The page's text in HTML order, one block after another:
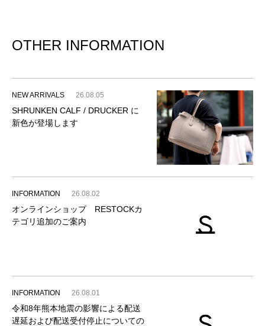
OTHER INFORMATION
NEW ARRIVALS 26.08.05
SHRUNKEN CALF / DRUCKER に
新色が登場します
INFORMATION 26.08.02
オンラインショップ RESTOCKカ
テゴリ追加のご案内
INFORMATION 26.08.01
令和8年熊本地震の影響による配送
遅延および配送受付停止についての